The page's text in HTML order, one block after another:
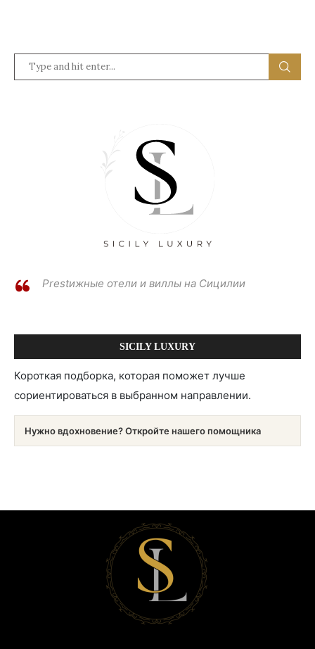
Prestижные отели и виллы на Сицилии
SICILY LUXURY
Короткая подборка, которая поможет лучше
сориентироваться в выбранном направлении.
Нужно вдохновение? Откройте нашего помощника